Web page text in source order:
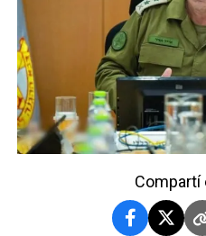
Compartí